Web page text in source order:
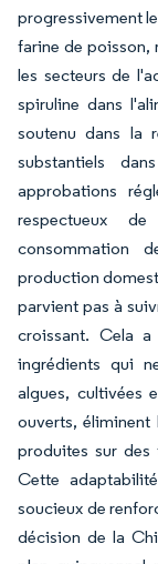
progressivement
farine de poisson,
les secteurs de
spiruline dans
soutenu dans la
substantiels
approbations
respectueux
consommation
production
parvient pas à
croissant. Cela
ingrédients qui
algues, cultivées
ouverts, éliminent
produites sur des
Cette
soucieux de
décision de la